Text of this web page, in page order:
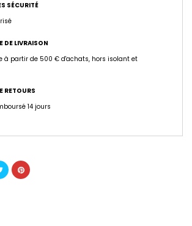
SÉCURITÉ
DE LIVRAISON
à partir de 500 € d'achats, hors isolant et
RETOURS
14 jours